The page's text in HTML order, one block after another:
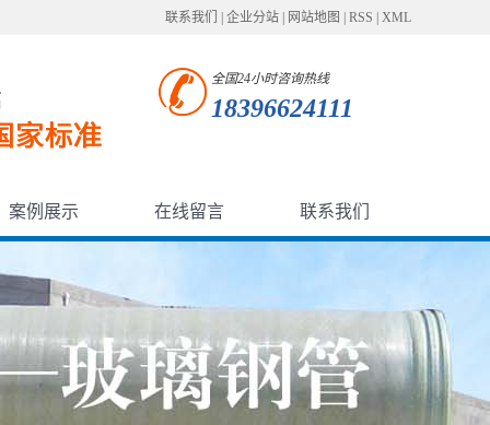
联系我们 企业分站 网站地图 RSS XML
全国24小时咨询热线
18396624111
案例展示 在线留言 联系我们